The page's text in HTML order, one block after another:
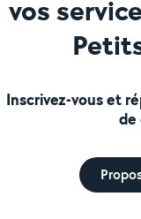
vos
Inscrivez-vous et
de